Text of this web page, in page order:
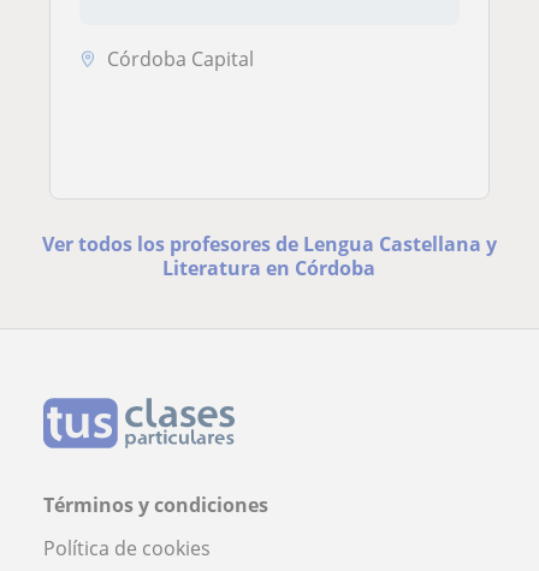
Córdoba Capital
Ver todos los profesores de Lengua Castellana y
Literatura en Córdoba
Términos y condiciones
Política de cookies